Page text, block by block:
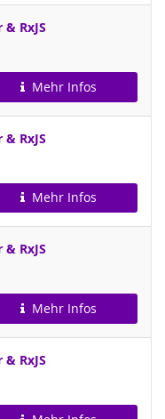
RxJS
Mehr Infos
RxJS
Mehr Infos
RxJS
Mehr Infos
RxJS